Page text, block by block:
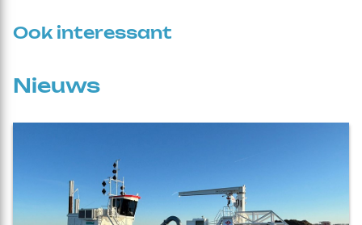
Ook interessant
Nieuws